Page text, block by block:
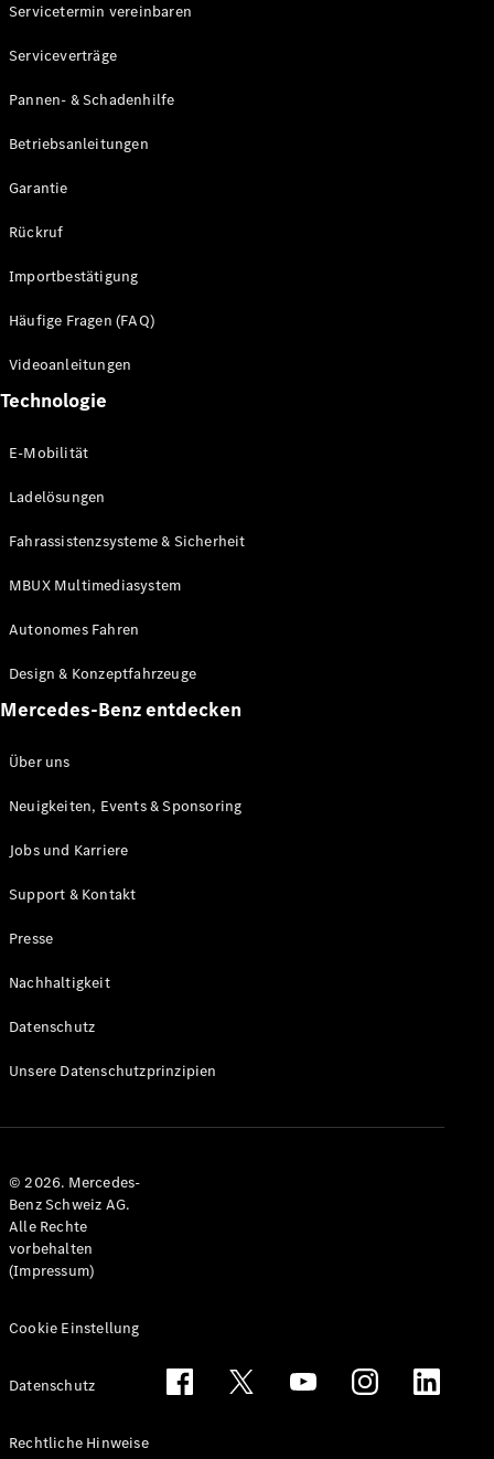
Mercedes-
Benz
Schweiz
Mercedes-
Schweiz
Händlersuche
Ambassadoren
Events
Mercedes
Kulinarik
Zurich Film
Festival
(Golf)
Magazin
Exploring
Servicetermin vereinbaren
Serviceverträge
Pannen- & Schadenhilfe
Betriebsanleitungen
Garantie
Rückruf
Importbestätigung
Häufige Fragen (FAQ)
Videoanleitungen
Technologie
E-Mobilität
Ladelösungen
Fahrassistenzsysteme & Sicherheit
MBUX Multimediasystem
Autonomes Fahren
Design & Konzeptfahrzeuge
Mercedes-Benz entdecken
Über uns
Neuigkeiten, Events & Sponsoring
Jobs und Karriere
Support & Kontakt
Presse
Nachhaltigkeit
Datenschutz
Unsere Datenschutzprinzipien
© 2026. Mercedes-
Benz Schweiz AG.
Alle Rechte
vorbehalten
(Impressum)
Cookie Einstellung
Datenschutz
Rechtliche Hinweise